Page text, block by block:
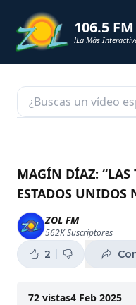
106.5 FM
!La Más
NOTICIAS
SHORTS
PODCAST
ZOL TV
MAGÍN DÍAZ: “LAS
ESTADOS UNIDOS
ZOL FM
562KSuscriptores
2
72 vistas4 Feb 2025